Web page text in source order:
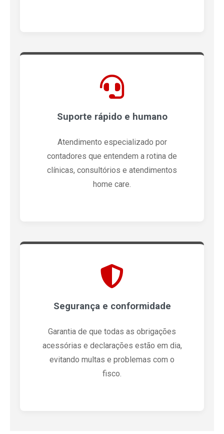
Suporte rápido e humano
Atendimento especializado por
contadores que entendem a rotina de
clínicas, consultórios e atendimentos
home care.
Segurança e conformidade
Garantia de que todas as obrigações
acessórias e declarações estão em dia,
evitando multas e problemas com o
fisco.